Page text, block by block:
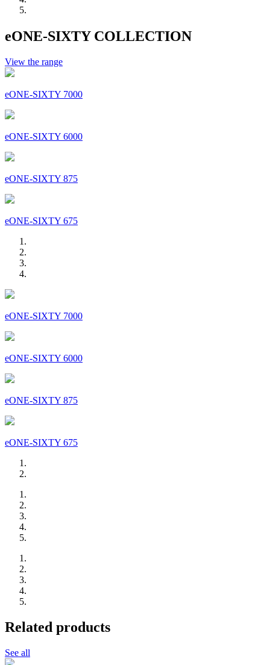
eONE-SIXTY COLLECTION
View the range
eONE-SIXTY 7000
eONE-SIXTY 6000
eONE-SIXTY 875
eONE-SIXTY 675
eONE-SIXTY 7000
eONE-SIXTY 6000
eONE-SIXTY 875
eONE-SIXTY 675
Related products
See all